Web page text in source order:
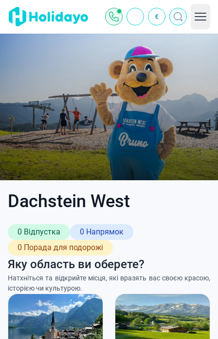
€
Dachstein West
0 Відпустка
0 Напрямок
0 Порада для подорожі
Яку область ви оберете?
Натхніться та відкрийте місця, які вразять вас своєю красою,
історією чи культурою.